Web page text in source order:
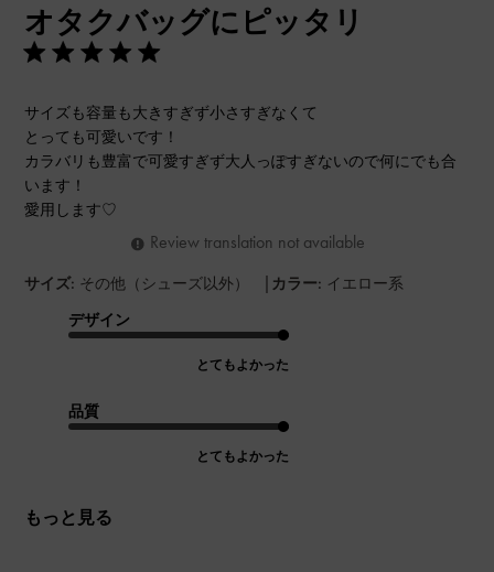
オタクバッグにピッタリ
サイズも容量も大きすぎず小さすぎなくて
とっても可愛いです！
カラバリも豊富で可愛すぎず大人っぽすぎないので何にでも合
います！
愛用します♡
サイズ: その他（シューズ以外） | カラー: イエロー系
デザイン
とてもよかった
品質
とてもよかった
もっと見る
Review translation not available